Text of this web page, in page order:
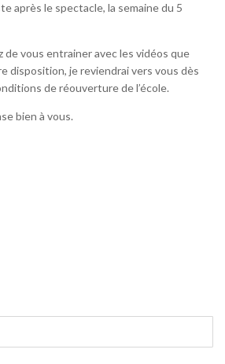
après le spectacle, la semaine du 5
vous entrainer avec les vidéos que
disposition, je reviendrai vers vous dès
de réouverture de l’école.
bien à vous.